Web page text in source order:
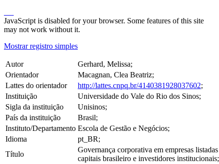
JavaScript is disabled for your browser. Some features of this site
may not work without it.
Mostrar registro simples
Autor
Gerhard, Melissa;
Orientador
Macagnan, Clea Beatriz;
Lattes do orientador
http://lattes.cnpq.br/4140381928037602;
Instituição
Universidade do Vale do Rio dos Sinos;
Sigla da instituição
Unisinos;
País da instituição
Brasil;
Instituto/Departamento Escola de Gestão e Negócios;
Idioma
pt_BR;
Título
Governança corporativa em empresas
capitais brasileiro e investidores institucionais;